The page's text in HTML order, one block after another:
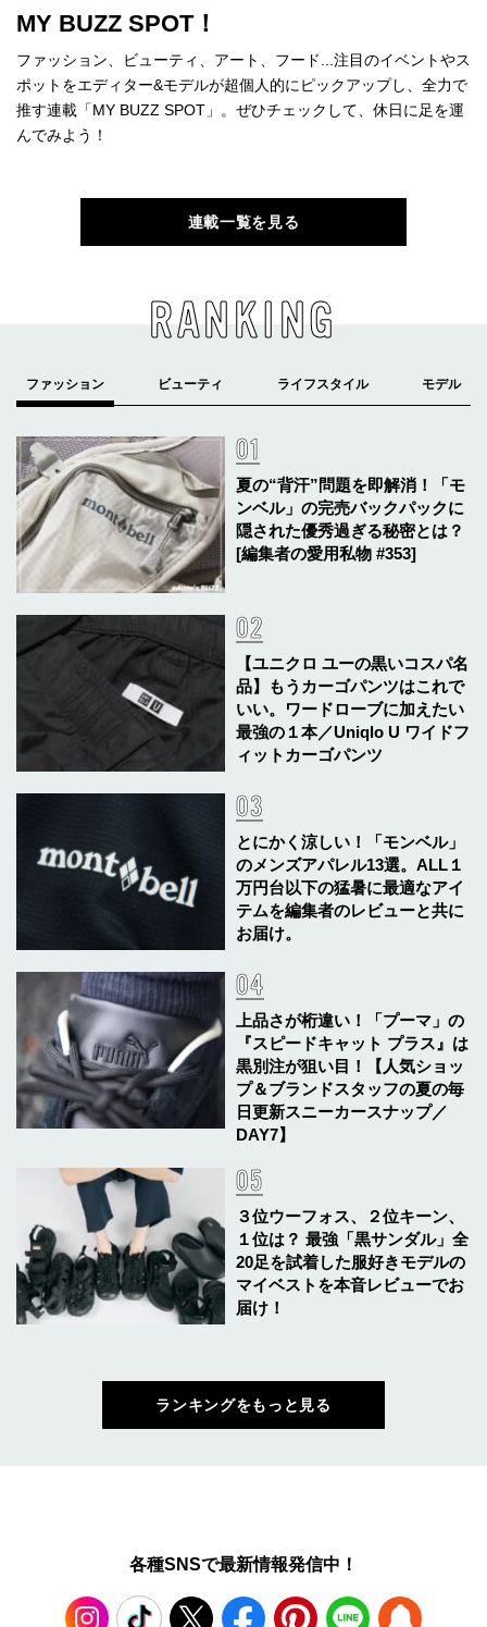
MY BUZZ SPOT！
ファッション、ビューティ、アート、フード...注目のイベントやス
ポットをエディター&モデルが超個人的にピックアップし、全力で
推す連載「MY BUZZ SPOT」。ぜひチェックして、休日に足を運
んでみよう！
連載一覧を見る
RANKING
夏の“背汗”問題を即解消！「モ
ンベル」の完売バックパックに
隠された優秀過ぎる秘密とは？
[編集者の愛用私物 #353]
【ユニクロ ユーの黒いコスパ名
品】もうカーゴパンツはこれで
いい。ワードローブに加えたい
最強の１本／Uniqlo U ワイドフ
ィットカーゴパンツ
とにかく涼しい！「モンベル」
のメンズアパレル13選。ALL１
万円台以下の猛暑に最適なアイ
テムを編集者のレビューと共に
お届け。
上品さが桁違い！「プーマ」の
『スピードキャット プラス』は
黒別注が狙い目！【人気ショッ
プ＆ブランドスタッフの夏の毎
日更新スニーカースナップ／
DAY7】
３位ウーフォス、２位キーン、
１位は？ 最強「黒サンダル」全
20足を試着した服好きモデルの
マイベストを本音レビューでお
届け！
ランキングをもっと見る
各種SNSで最新情報発信中！